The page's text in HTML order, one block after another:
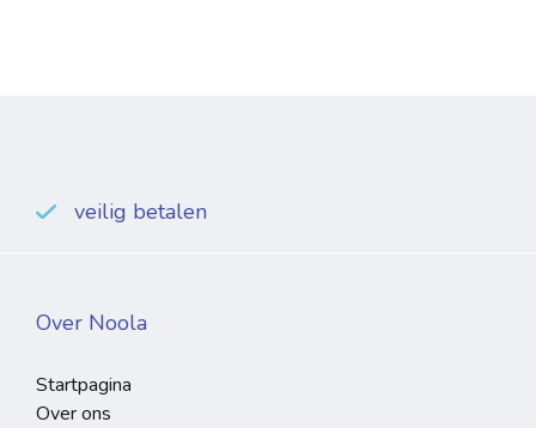
veilig betalen
Over Noola
Startpagina
Over ons